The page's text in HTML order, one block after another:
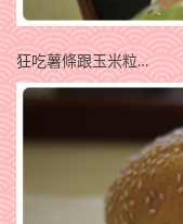
狂吃薯條跟玉米粒…